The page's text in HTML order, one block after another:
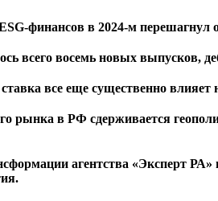
финансов в 2024-м
всего восемь новых выпусков,
все еще существенно
рынка в РФ сдерживается
агентства «Эксперт РА»